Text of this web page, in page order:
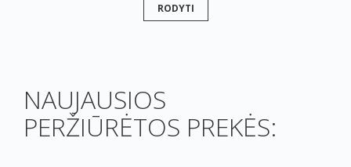
RODYTI
NAUJAUSIOS
PERŽIŪRĖTOS PREKĖS: